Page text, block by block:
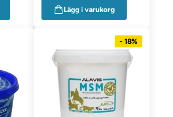
Lägg i varukorg
- 18%